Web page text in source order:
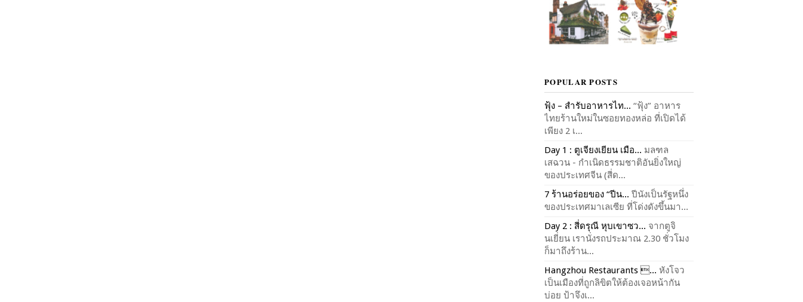
POPULAR POSTS
ฟุ้ง – สำรับอาหารไท... “ฟุ้ง” อาหาร
ไทยร้านใหม่ในซอยทองหล่อ ที่เปิดได้
เพียง 2 เ...
Day 1 : ตูเจียงเยียน เมือ... มลฑล
เสฉวน - กำเนิดธรรมชาติอันยิ่งใหญ่
ของประเทศจีน (สี่ด...
7 ร้านอร่อยของ “ปีน... ปีนังเป็นรัฐหนึ่ง
ของประเทศมาเลเซีย ที่โด่งดังขึ้นมา...
Day 2 : สี่ดรุณี หุบเขาซว... จากตูจิ
นเยี่ยน เรานั่งรถประมาณ 2.30 ชั่วโมง
ก็มาถึงร้าน...
Hangzhou Restaurants ... หังโจว
เป็นเมืองที่ถูกลิขิตให้ต้องเจอหน้ากัน
บ่อย ป้าจึงเ...